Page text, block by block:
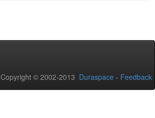
Copyright © 2002-2013 Duraspace - Feedback